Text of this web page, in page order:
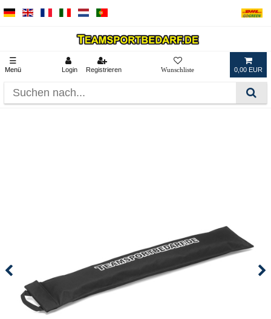
☰
Menü Login Registrieren 0,00 EUR